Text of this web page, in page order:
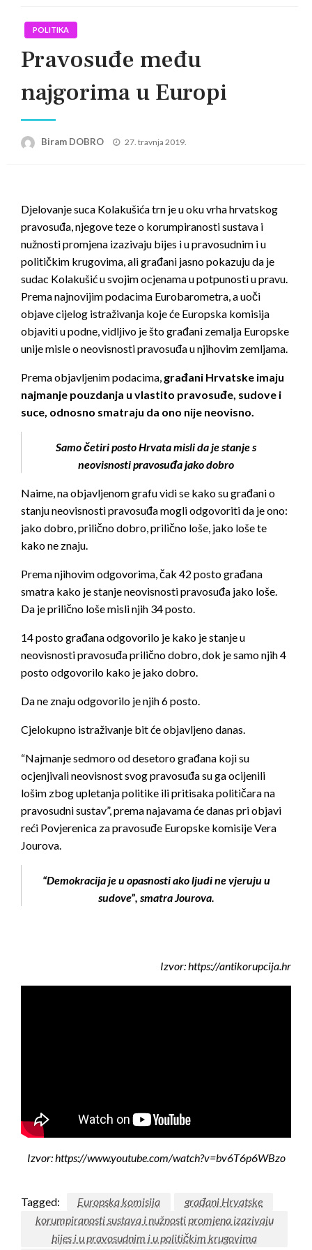
POLITIKA
Pravosuđe među
najgorima u Europi
Biram DOBRO
Posted
27. travnja 2019.
Djelovanje suca Kolakušića trn je u oku vrha hrvatskog
pravosuđa, njegove teze o korumpiranosti sustava i
nužnosti promjena izazivaju bijes i u pravosudnim i u
političkim krugovima, ali građani jasno pokazuju da je
sudac Kolakušić u svojim ocjenama u potpunosti u pravu.
Prema najnovijim podacima Eurobarometra, a uoči
objave cijelog istraživanja koje će Europska komisija
objaviti u podne, vidljivo je što građani zemalja Europske
unije misle o neovisnosti pravosuđa u njihovim zemljama.
Prema objavljenim podacima, građani Hrvatske imaju
najmanje pouzdanja u vlastito pravosuđe, sudove i
suce, odnosno smatraju da ono nije neovisno.
Samo četiri posto Hrvata misli da je stanje s
neovisnosti pravosuđa jako dobro
Naime, na objavljenom grafu vidi se kako su građani o
stanju neovisnosti pravosuđa mogli odgovoriti da je ono:
jako dobro, prilično dobro, prilično loše, jako loše te
kako ne znaju.
Prema njihovim odgovorima, čak 42 posto građana
smatra kako je stanje neovisnosti pravosuđa jako loše.
Da je prilično loše misli njih 34 posto.
14 posto građana odgovorilo je kako je stanje u
neovisnosti pravosuđa prilično dobro, dok je samo njih 4
posto odgovorilo kako je jako dobro.
Da ne znaju odgovorilo je njih 6 posto.
Cjelokupno istraživanje bit će objavljeno danas.
“Najmanje sedmoro od desetoro građana koji su
ocjenjivali neovisnost svog pravosuđa su ga ocijenili
lošim zbog upletanja politike ili pritisaka političara na
pravosudni sustav”, prema najavama će danas pri objavi
reći Povjerenica za pravosuđe Europske komisije Vera
Jourova.
“Demokracija je u opasnosti ako ljudi ne vjeruju u
sudove”, smatra Jourova.
Izvor: https://antikorupcija.hr
Izvor: https://www.youtube.com/watch?v=bv6T6p6WBzo
Tagged: Europska komisija
građani Hrvatske
korumpiranosti sustava i nužnosti promjena izazivaju
bijes i u pravosudnim i u političkim krugovima